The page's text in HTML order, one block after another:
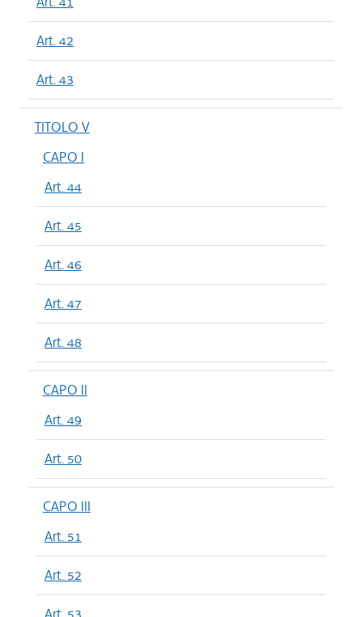
Art. 42
Art. 43
TITOLO V
CAPO I
Art. 44
Art. 45
Art. 46
Art. 47
Art. 48
CAPO II
Art. 49
Art. 50
CAPO III
Art. 51
Art. 52